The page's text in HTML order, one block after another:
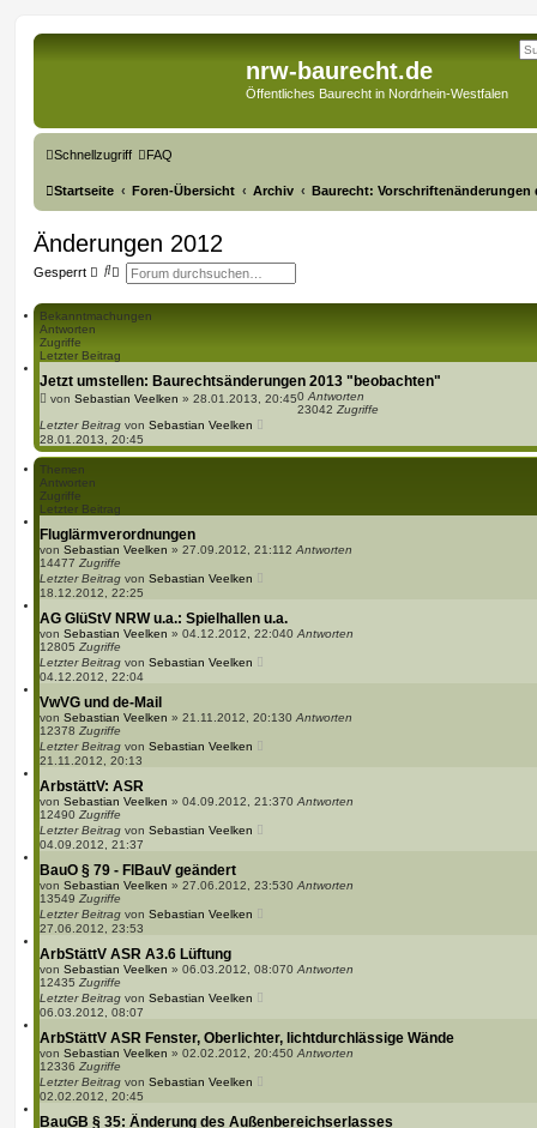
nrw-baurecht.de
Öffentliches Baurecht in Nordrhein-Westfalen
Schnellzugriff FAQ
Startseite Foren-Übersicht Archiv Baurecht: Vorschriftenänderungen
Änderungen 2012
Gesperrt
S
h
E
e
e
t
e
u
c
h
Bekanntmachungen
Antworten
Zugriffe
Letzter Beitrag
Jetzt umstellen: Baurechtsänderungen 2013 "beobachten"
von Sebastian Veelken » 28.01.2013, 20:450 Antworten
23042 Zugriffe
Letzter Beitrag von Sebastian Veelken
28.01.2013, 20:45
Themen
Antworten
Zugriffe
Letzter Beitrag
Fluglärmverordnungen
von Sebastian Veelken » 27.09.2012, 21:112 Antworten
14477 Zugriffe
Letzter Beitrag von Sebastian Veelken
18.12.2012, 22:25
AG GlüStV NRW u.a.: Spielhallen u.a.
von Sebastian Veelken » 04.12.2012, 22:040 Antworten
12805 Zugriffe
Letzter Beitrag von Sebastian Veelken
04.12.2012, 22:04
VwVG und de-Mail
von Sebastian Veelken » 21.11.2012, 20:130 Antworten
12378 Zugriffe
Letzter Beitrag von Sebastian Veelken
21.11.2012, 20:13
ArbstättV: ASR
von Sebastian Veelken » 04.09.2012, 21:370 Antworten
12490 Zugriffe
Letzter Beitrag von Sebastian Veelken
04.09.2012, 21:37
BauO § 79 - FlBauV geändert
von Sebastian Veelken » 27.06.2012, 23:530 Antworten
13549 Zugriffe
Letzter Beitrag von Sebastian Veelken
27.06.2012, 23:53
ArbStättV ASR A3.6 Lüftung
von Sebastian Veelken » 06.03.2012, 08:070 Antworten
12435 Zugriffe
Letzter Beitrag von Sebastian Veelken
06.03.2012, 08:07
ArbStättV ASR Fenster, Oberlichter, lichtdurchlässige Wände
von Sebastian Veelken » 02.02.2012, 20:450 Antworten
12336 Zugriffe
Letzter Beitrag von Sebastian Veelken
02.02.2012, 20:45
BauGB § 35: Änderung des Außenbereichserlasses